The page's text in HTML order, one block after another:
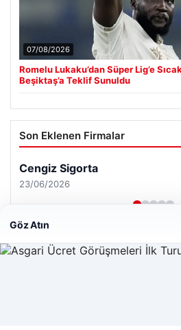
07/08/2026
Romelu Lukaku’dan Süper Lig’e
Beşiktaş’a Teklif Sunuldu
Son Eklenen Firmalar
Web sitemizi nasıl kullandığınızı
deneyiminizi kişiselleştirmek ve
Göz Atın